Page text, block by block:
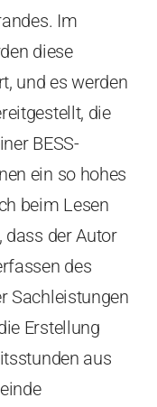
Im
diese
und es werden
die
BESS-
ein so hohes
beim Lesen
dass der Autor
des
Sachleistungen
Erstellung
aus